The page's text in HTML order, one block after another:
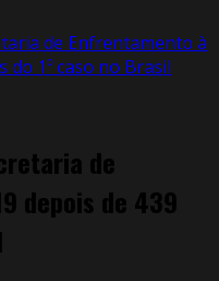
de Enfrentamento à
do 1º caso no Brasil
de
depois de 439